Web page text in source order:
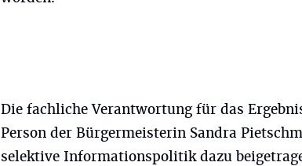
Die fachliche Verantwortung für das
Person der Bürgermeisterin Sandra
selektive Informationspolitik dazu